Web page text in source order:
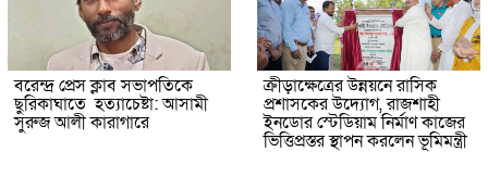
বরেন্দ্র প্রেস ক্লাব সভাপতিকে
ছুরিকাঘাতে হত্যাচেষ্টা: আসামী
সুরুজ আলী কারাগারে
ক্রীড়াক্ষেত্রের উন্নয়নে রাসিক
প্রশাসকের উদ্যোগ, রাজশাহী
ইনডোর স্টেডিয়াম নির্মাণ কাজের
ভিত্তিপ্রস্তর স্থাপন করলেন ভূমিমন্ত্রী